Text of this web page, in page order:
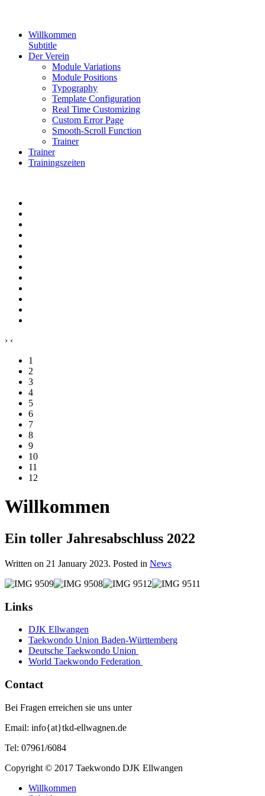
Willkommen
Subtitle
Der Verein
Module Variations
Module Positions
Typography
Template Configuration
Real Time Customizing
Custom Error Page
Smooth-Scroll Function
Trainer
Trainer
Trainingszeiten
› ‹
1
2
3
4
5
6
7
8
9
10
11
12
Willkommen
Ein toller Jahresabschluss 2022
Written on 21 January 2023. Posted in News
Links
DJK Ellwangen
Taekwondo Union Baden-Württemberg
Deutsche Taekwondo Union
World Taekwondo Federation
Contact
Bei Fragen erreichen sie uns unter
Email: info{at}tkd-ellwagnen.de
Tel: 07961/6084
Copyright © 2017 Taekwondo DJK Ellwangen
Willkommen